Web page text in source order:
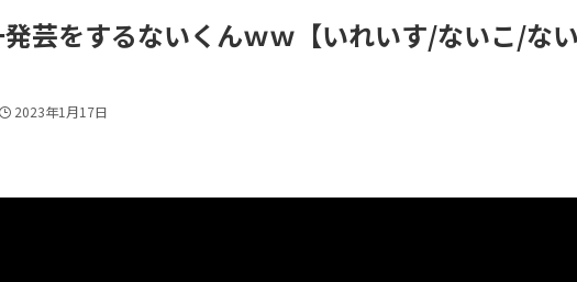
芸をするないくんｗｗ【いれいす/ないこ/な
2023年1月17日